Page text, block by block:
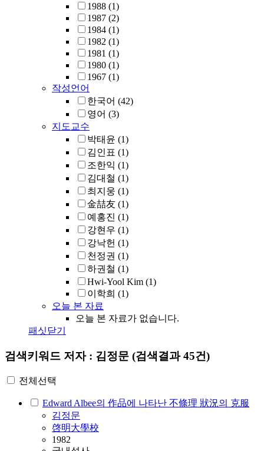
1988 (1)
1987 (2)
1984 (1)
1982 (1)
1981 (1)
1980 (1)
1967 (1)
작성언어
한국어 (42)
영어 (3)
지도교수
박태윤 (1)
김인표 (1)
조한익 (1)
김대철 (1)
최지웅 (1)
金喆友 (1)
예홍진 (1)
강현우 (1)
강낙헌 (1)
천정권 (1)
하권철 (1)
Hwi-Yool Kim (1)
이학희 (1)
오늘 본 자료
오늘 본 자료가 없습니다.
패싯닫기
검색키워드 저자 : 김정문 (검색결과 45건)
전체선택
Edward Albee의 作品에 나타난 不條理 狀況의 克服
김정문
啓明大學校
1982